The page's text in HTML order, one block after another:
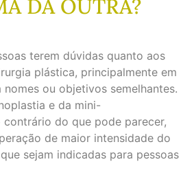
DA OUTRA?
terem dúvidas quanto aos
plástica, principalmente em
ou objetivos semelhantes.
e da mini-
do que pode parecer,
de maior intensidade do
sejam indicadas para pessoas